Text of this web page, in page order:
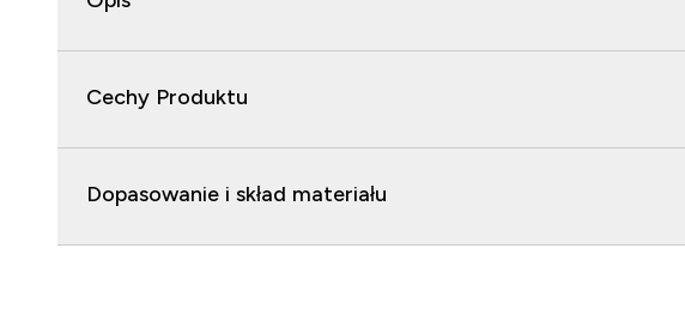
Cechy Produktu
Dopasowanie i skład materiału